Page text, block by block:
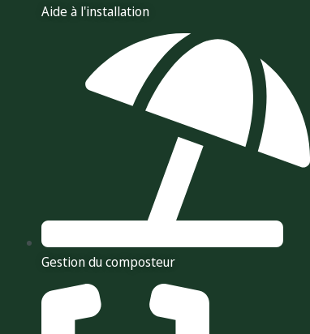
Aide à l'installation
Gestion du composteur